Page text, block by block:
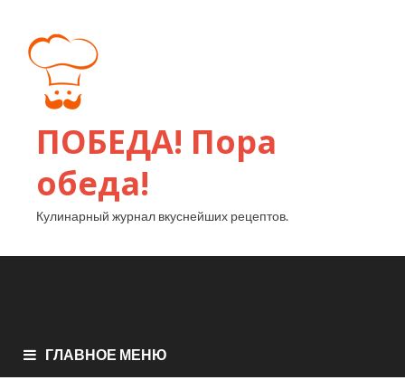
ПОБЕДА! Пора
обеда!
Кулинарный журнал вкуснейших рецептов.
ГЛАВНОЕ МЕНЮ